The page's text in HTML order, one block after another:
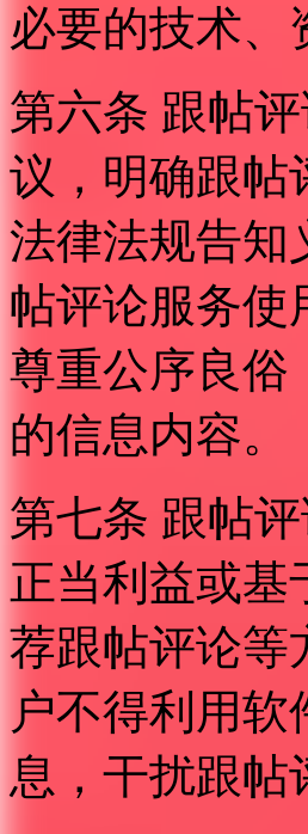
必要的技术、
第六条 跟帖
议，明确跟帖
法律法规告知
帖评论服务使
尊重公序良俗
的信息内容。
第七条 跟帖
正当利益或基
荐跟帖评论等
户不得利用
息，干扰跟帖